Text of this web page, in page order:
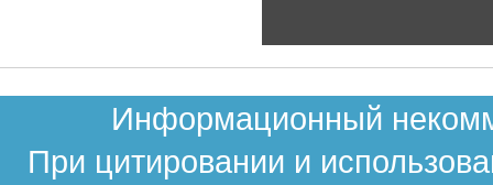
Информационный
При цитировании и